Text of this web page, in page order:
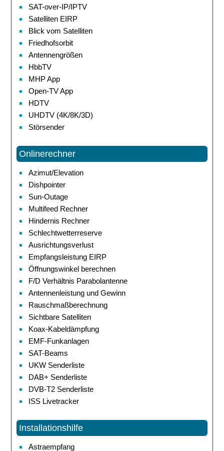
SAT-over-IP/IPTV
Satelliten EIRP
Blick vom Satelliten
Friedhofsorbit
Antennengrößen
HbbTV
MHP App
Open-TV App
HDTV
UHDTV (4K/8K/3D)
Störsender
Onlinerechner
Azimut/Elevation
Dishpointer
Sun-Outage
Multifeed Rechner
Hindernis Rechner
Schlechtwetterreserve
Ausrichtungsverlust
Empfangsleistung EIRP
Öffnungswinkel berechnen
F/D Verhältnis Parabolantenne
Antennenleistung und Gewinn
Rauschmaßberechnung
Sichtbare Satelliten
Koax-Kabeldämpfung
EMF-Funkanlagen
SAT-Beams
UKW Senderliste
DAB+ Senderliste
DVB-T2 Senderliste
ISS Livetracker
Installationshilfe
Astraempfang